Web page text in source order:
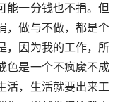
能一分钱也不捐。但
，做与不做，都是个
，因为我的工作，所
色是一个不疯魔不成
活，生活就要出来工